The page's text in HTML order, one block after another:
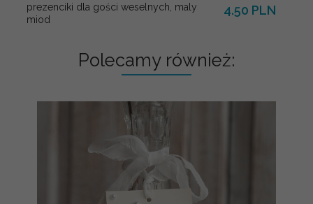
prezenciki dla gości weselnych, maly
miod
4.50 PLN
Polecamy również: